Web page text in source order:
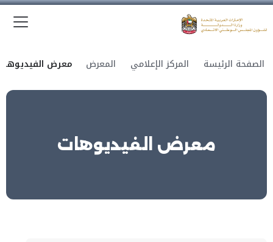
الصفحة الرئيسة المركز الإعلامي المعرض معرض
معرض الفيديوهات